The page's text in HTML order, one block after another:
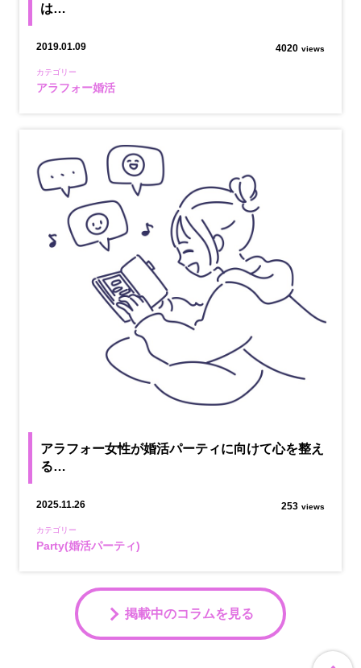
は…
2019.01.09 4020 views
カテゴリー
アラフォー婚活
アラフォー女性が婚活パーティに向けて心を整え
る…
2025.11.26 253 views
カテゴリー
Party(婚活パーティ)
掲載中のコラムを見る